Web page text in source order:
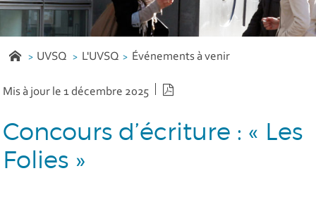
UVSQ L'UVSQ Événements à venir
Mis à jour le 1 décembre 2025
Concours d’écriture : « Les
Folies »